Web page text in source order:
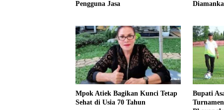
Pengguna Jasa
Mpok Atiek Bagikan Kunci Tetap
Sehat di Usia 70 Tahun
Bupati